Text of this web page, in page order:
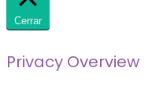
Cerrar
Privacy Overview